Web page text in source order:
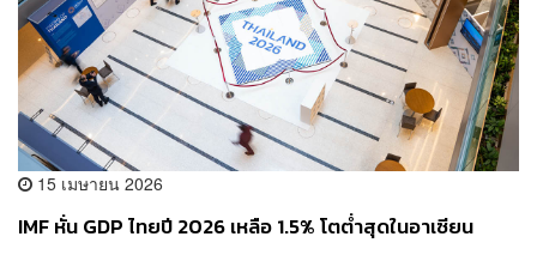
15 เมษายน 2026
IMF หั่น GDP ไทยปี 2026 เหลือ 1.5% โตต่ำสุดในอาเซียน